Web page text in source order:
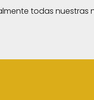
todas nuestras